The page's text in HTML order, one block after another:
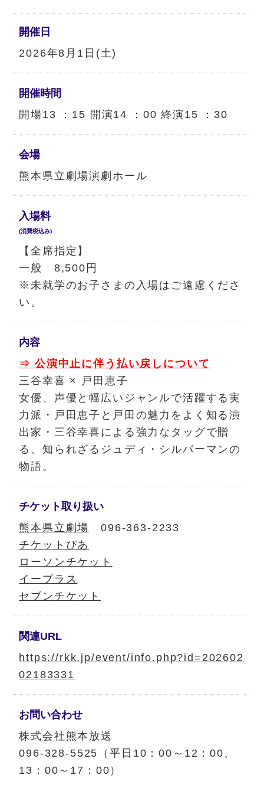
開催日
2026年8月1日(土)
開催時間
開場13 ：15 開演14 ：00 終演15 ：30
会場
熊本県立劇場演劇ホール
入場料
(消費税込み)
【全席指定】
一般 8,500円
※未就学のお子さまの入場はご遠慮くださ
い。
内容
⇒ 公演中止に伴う払い戻しについて
三谷幸喜 × 戸田恵子
女優、声優と幅広いジャンルで活躍する実
力派・戸田恵子と戸田の魅力をよく知る演
出家・三谷幸喜による強力なタッグで贈
る、知られざるジュディ・シルバーマンの
物語。
チケット取り扱い
熊本県立劇場
096-363-2233
チケットぴあ
ローソンチケット
イープラス
セブンチケット
関連URL
https://rkk.jp/event/info.php?id=202602
02183331
お問い合わせ
株式会社熊本放送
096-328-5525（平日10：00～12：00、
13：00～17：00）